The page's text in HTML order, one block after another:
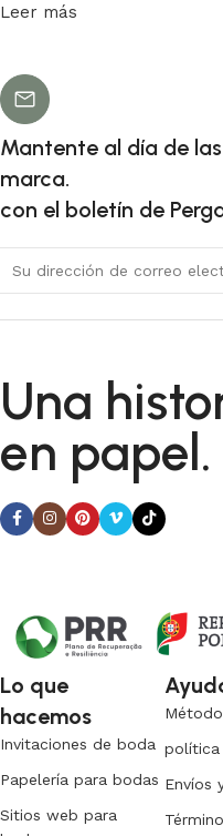
natural al ambiente. Para
elegante, los letreros de
acabado impecable,
mientras que los de
glamour y lujo a tu
transparente son
más limpio y moderno sin
invitados, añadirás un
a tu celebración.
Leer más
Mantente al día de
marca.
con el boletín de
Lo que
hacemos
Invitaciones de boda
Papelería para bodas
Sitios web para
política
Envíos
Una
en papel.